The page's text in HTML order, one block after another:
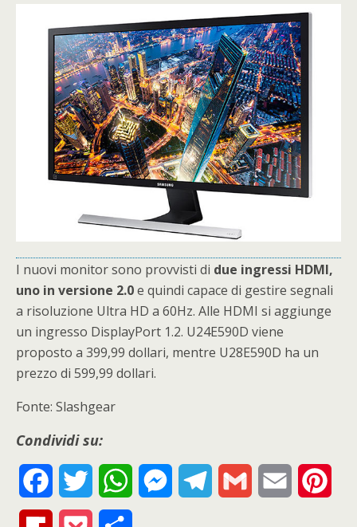
I nuovi monitor sono provvisti di due ingressi HDMI,
uno in versione 2.0e quindi capace di gestire segnali
a risoluzione Ultra HD a 60Hz. Alle HDMI si aggiunge
un ingresso DisplayPort 1.2. U24E590D viene
proposto a 399,99 dollari, mentre U28E590D ha un
prezzo di 599,99 dollari.
Fonte: Slashgear
Condividi su:
a
w
W
M